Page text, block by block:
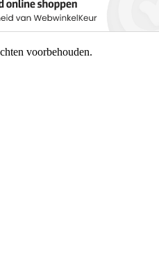
voorbehouden.